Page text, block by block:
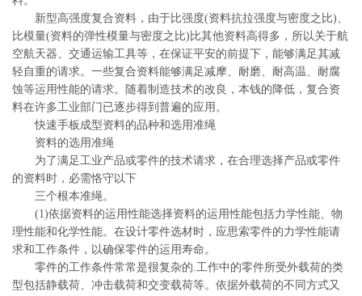
新型高强度复合资料，由于比强度(资料抗拉强度与密度之比)、
比模量(资料的弹性模量与密度之比)比其他资料高得多，所以关于航
空航天器、交通运输工具等，在保证平安的前提下，能够满足其减
轻自重的请求。一些复合资料能够满足减摩、耐磨、耐高温、耐腐
蚀等运用性能的请求。随着制造技术的改良，本钱的降低，复合资
料在许多工业部门已逐步得到普遍的应用。
快速手板成型资料的品种和选用准绳
资料的选用准绳
为了满足工业产品或零件的技术请求，在合理选择产品或零件
的资料时，必需恪守以下
三个根本准绳。
(1)依据资料的运用性能选择资料的运用性能包括力学性能、物
理性能和化学性能。在设计零件选材时，应思索零件的力学性能请
求和工作条件，以确保零件的运用寿命。
零件的工作条件常常是很复杂的.工作中的零件所受外载荷的类
型包括静载荷、冲击载荷和交变载荷等。依据外载荷的不同方式又